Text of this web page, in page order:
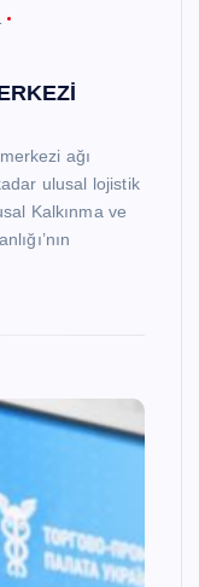
ağı
ulusal lojistik
Kalkınma ve